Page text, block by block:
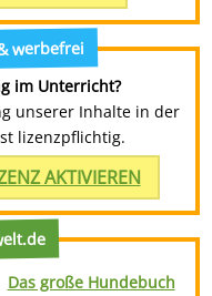
werbefrei
im Unterricht?
unserer Inhalte in der
lizenzpflichtig.
AKTIVIEREN
Das große Hundebuch